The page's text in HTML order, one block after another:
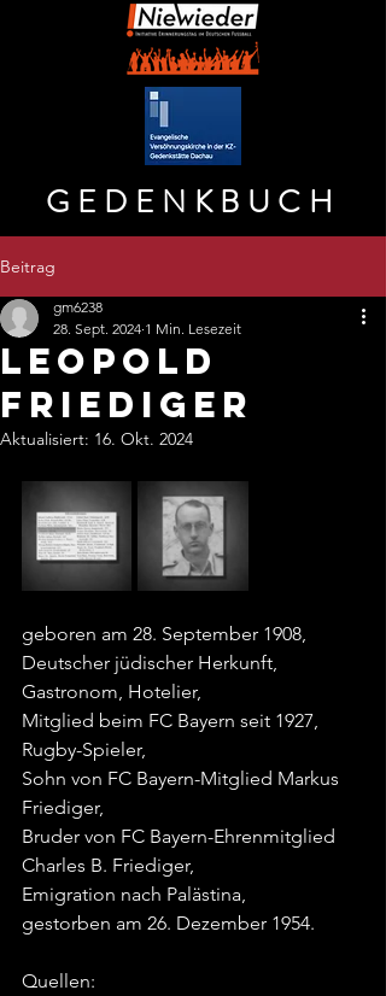
GEDENKBUCH
Beitrag
LEOPOLD
FRIEDIGER
gm6238
28. Sept. 2024 1 Min. Lesezeit
Aktualisiert: 16. Okt. 2024
geboren am 28. September 1908,
Deutscher jüdischer Herkunft,
Gastronom, Hotelier,
Mitglied beim FC Bayern seit 1927,
Rugby-Spieler,
Sohn von FC Bayern-Mitglied Markus
Friediger,
Bruder von FC Bayern-Ehrenmitglied
Charles B. Friediger,
Emigration nach Palästina,
gestorben am 26. Dezember 1954.
Quellen: